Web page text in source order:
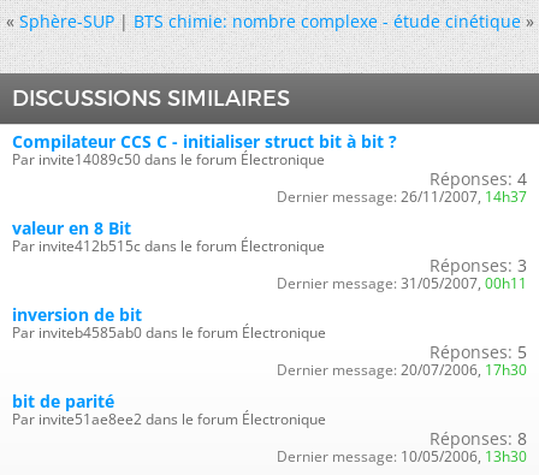
« Sphère-SUP|BTS chimie: nombre complexe - étude cinétique »
DISCUSSIONS SIMILAIRES
Compilateur CCS C - initialiser struct bit à bit ?
Par invite14089c50 dans le forum Électronique
Réponses: 4
Dernier message: 26/11/2007, 14h37
valeur en 8 Bit
Par invite412b515c dans le forum Électronique
Réponses: 3
Dernier message: 31/05/2007, 00h11
inversion de bit
Par inviteb4585ab0 dans le forum Électronique
Réponses: 5
Dernier message: 20/07/2006, 17h30
bit de parité
Par invite51ae8ee2 dans le forum Électronique
Réponses: 8
Dernier message: 10/05/2006, 13h30